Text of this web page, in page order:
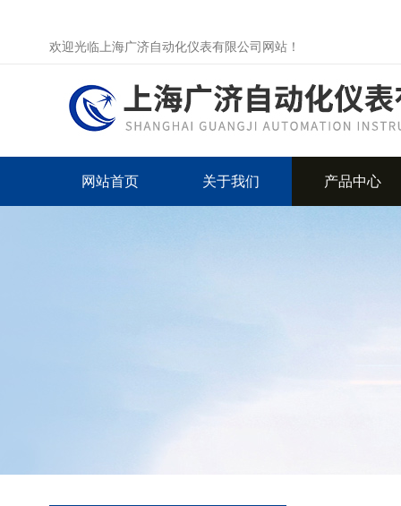
欢迎光临上海广济自动化仪表有限公司网站！
网站首页 关于我们 产品中心